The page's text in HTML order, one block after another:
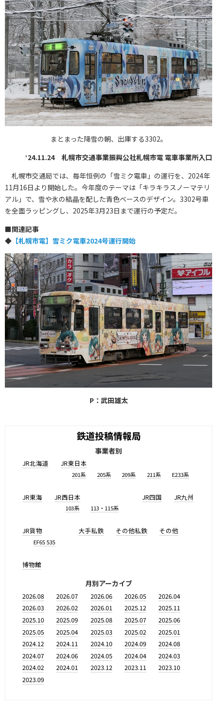
まとまった降雪の朝、出庫する3302。
‘24.11.24 札幌市交通事業振興公社札幌市電 電車事業所入口
札幌市交通局では、毎年恒例の「雪ミク電車」の運行を、2024年
11月16日より開始した。今年度のテーマは「キラキラスノーマテリ
アル」で、雪や氷の結晶を配した青色ベースのデザイン。3302号車
を全面ラッピングし、2025年3月23日まで運行の予定だ。
■関連記事
◆ 【札幌市電】雪ミク電車2024号運行開始
P：武田雄太
鉄道投稿情報局
事業者別
JR北海道 JR東日本
201系 205系 209系 211系 E233系
JR東海 JR西日本
103系 113・115系
JR四国 JR九州
JR貨物
EF65 535
大手私鉄 その他私鉄 その他
博物館
月別アーカイブ
2026.08 2026.07 2026.06 2026.05
2026.04
2026.03
2026.02 2026.01 2025.12
2025.11
2025.10
2025.09 2025.08 2025.07
2025.06
2025.05
2025.04 2025.03 2025.02
2025.01
2024.12
2024.11 2024.10 2024.09
2024.08
2024.07
2024.06 2024.05 2024.04
2024.03
2024.02
2024.01 2023.12 2023.11
2023.10
2023.09